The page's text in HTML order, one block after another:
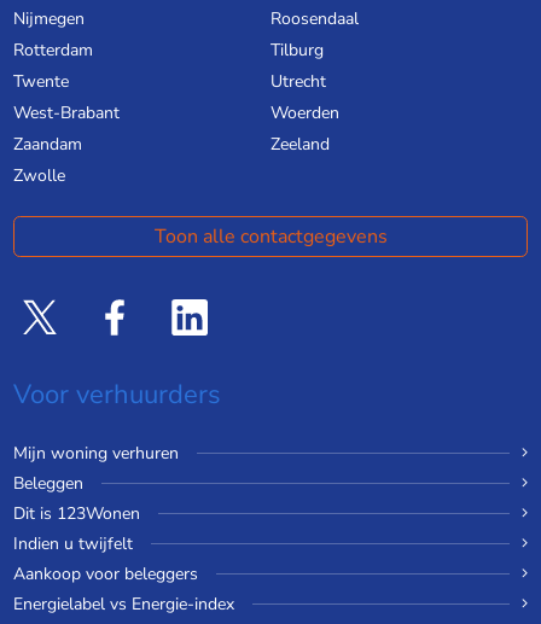
Nijmegen
Roosendaal
Rotterdam
Tilburg
Twente
Utrecht
West-Brabant
Woerden
Zaandam
Zeeland
Zwolle
Toon alle contactgegevens
Voor verhuurders
Mijn woning verhuren
Beleggen
Dit is 123Wonen
Indien u twijfelt
Aankoop voor beleggers
Energielabel vs Energie-index